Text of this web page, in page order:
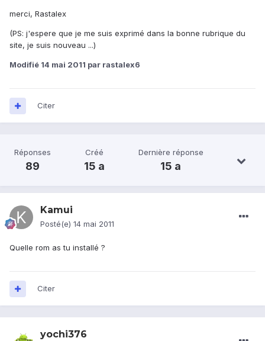
merci, Rastalex
(PS: j'espere que je me suis exprimé dans la bonne rubrique du
site, je suis nouveau ...)
Modifié 14 mai 2011 par rastalex6
Citer
Réponses
89
Créé
15 a
Dernière réponse
15 a
Kamui
Posté(e) 14 mai 2011
Quelle rom as tu installé ?
Citer
yochi376